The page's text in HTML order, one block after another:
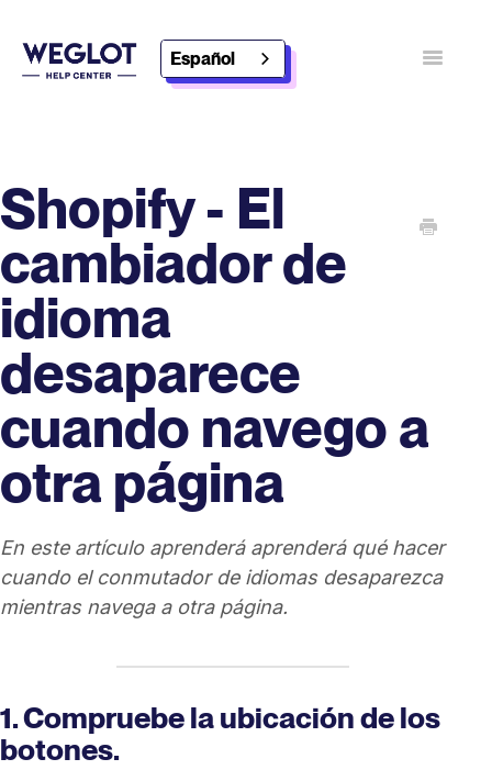
Español
Alternar
Shopify - El
cambiador de
idioma
desaparece
cuando navego a
otra página
En este artículo aprenderá aprenderá qué hacer
cuando el conmutador de idiomas desaparezca
mientras navega a otra página.
1. Compruebe la ubicación de los
botones.